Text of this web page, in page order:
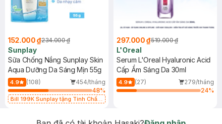
152.000 ₫234.000 ₫
Sunplay
Sữa Chống Nắng Sunplay Skin
Aqua Dưỡng Da Sáng Mịn 55g
4.9 (108)
454/tháng
48%
Bill 199K Sunplay tặng Tinh Chất
297.000 ₫519.000 ₫
L'Oreal
Serum L'Oreal Hyaluronic Acid
Cấp Ẩm Sáng Da 30ml
4.9 (27)
279/tháng
24%